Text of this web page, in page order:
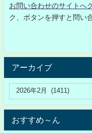
お問い合わせのサイトへ
ク、ボタンを押すと問い
アーカイブ
おすすめ～ん